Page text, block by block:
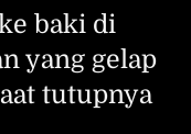
baki di
yang gelap
tutupnya